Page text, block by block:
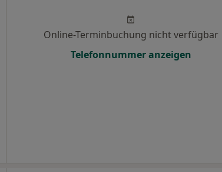
Online-Terminbuchung nicht verfügbar
Telefonnummer anzeigen